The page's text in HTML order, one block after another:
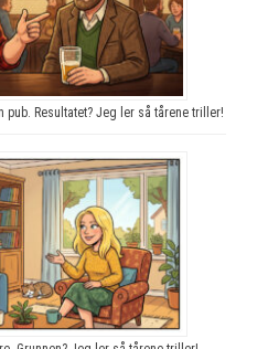
pub. Resultatet? Jeg ler så tårene triller!